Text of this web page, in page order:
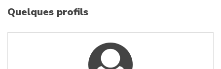
Quelques profils